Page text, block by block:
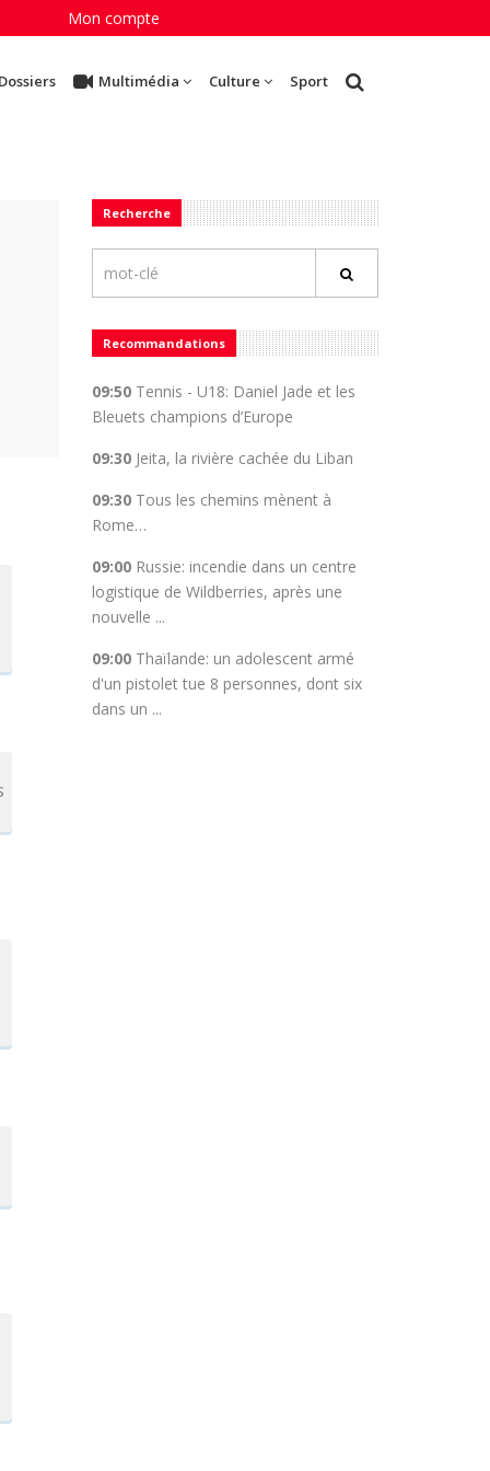
Mon compte
Multimédia Culture Sport
Recherche
Recommandations
09:50Tennis - U18: Daniel Jade et les
Bleuets champions d’Europe
09:30Jeita, la rivière cachée du Liban
09:30Tous les chemins mènent à
Rome…
09:00Russie: incendie dans un centre
logistique de Wildberries, après une
nouvelle ...
09:00Thaïlande: un adolescent armé
d'un pistolet tue 8 personnes, dont six
dans un ...